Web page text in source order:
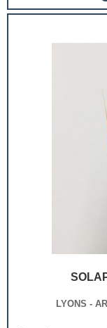
finalidades,
investir em
LYONS -